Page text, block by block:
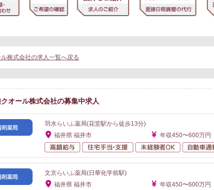
株式会社の求人一覧へ戻る
オール株式会社の募集中求人
羽水らいふ薬局(花堂駅から徒歩13分)
福井県 福井市
年収450〜600万円
高額給与
住宅手当・支援 未経験者OK
文京らいふ薬局(日華化学前駅)
福井県 福井市
年収450〜600万円